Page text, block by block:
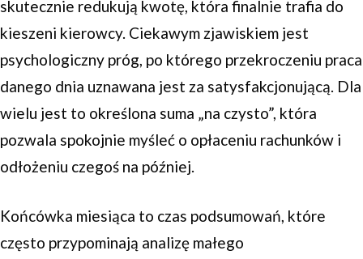
skutecznie redukują kwotę, która finalnie trafia do
kieszeni kierowcy. Ciekawym zjawiskiem jest
psychologiczny próg, po którego przekroczeniu praca
danego dnia uznawana jest za satysfakcjonującą. Dla
wielu jest to określona suma „na czysto”, która
pozwala spokojnie myśleć o opłaceniu rachunków i
odłożeniu czegoś na później.
Końcówka miesiąca to czas podsumowań, które
często przypominają analizę małego